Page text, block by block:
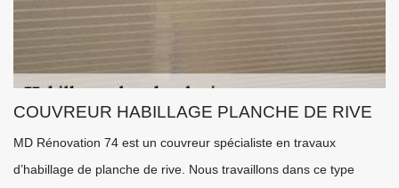
COUVREUR HABILLAGE PLANCHE DE RIVE
MD Rénovation 74 est un couvreur spécialiste en travaux
d’habillage de planche de rive. Nous travaillons dans ce type